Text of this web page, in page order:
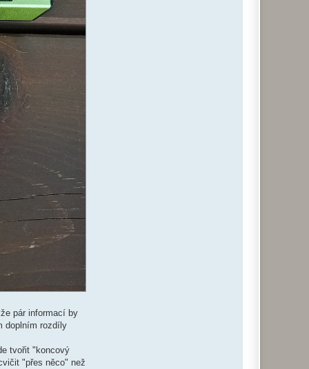
pár informací by
doplním rozdíly
tvořit "koncový
"přes něco" než